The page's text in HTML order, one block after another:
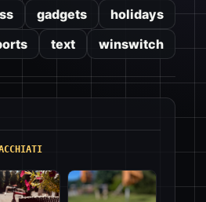
gadgets
holidays
text winswitch